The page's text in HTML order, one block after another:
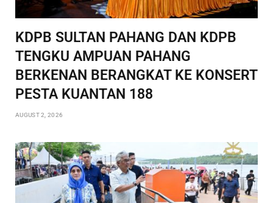
KDPB SULTAN PAHANG DAN KDPB
TENGKU AMPUAN PAHANG
BERKENAN BERANGKAT KE KONSERT
PESTA KUANTAN 188
AUGUST 2, 2026